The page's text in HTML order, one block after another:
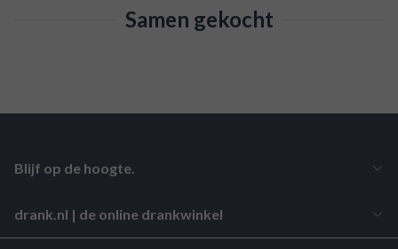
Samen gekocht
drank.nl | de online drankwinkel
Blijf op de hoogte.